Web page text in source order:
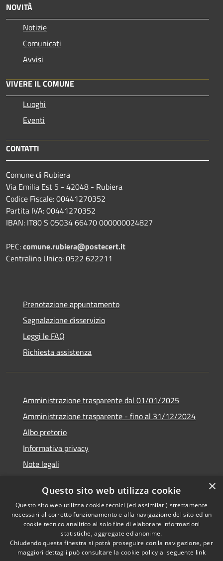
NOVITÀ
Notizie
Comunicati
Avvisi
VIVERE IL COMUNE
Luoghi
Eventi
CONTATTI
Comune di Rubiera
Via Emilia Est 5 - 42048 - Rubiera
Codice Fiscale: 00441270352
Partita IVA: 00441270352
IBAN: IT80 S 05034 66470 000000024827
PEC:comune.rubiera@postecert.it
Centralino Unico: 0522 622211
Prenotazione appuntamento
Segnalazione disservizio
Leggi le FAQ
Richiesta assistenza
Amministrazione trasparente dal 01/01/2025
Amministrazione trasparente - fino al 31/12/2024
Albo pretorio
Informativa privacy
Note legali
Piano di miglioramento del sito
RSS
Accessibilità
Copyright © 2026 • Comune di
Rubiera • Powered by
×
Questo sito web utilizza cookie
Questo sito web utilizza cookie tecnici (ed assimilati) strettamente
necessari al corretto funzionamento e alla navigazione del sito ed un
cookie tecnico analitico al solo fine di elaborare informazioni
statistiche, aggregate ed anonime.
Chiudendo questa finestra si potrà proseguire con la navigazione, per
maggiori dettagli può consultare la cookie policy al seguente link